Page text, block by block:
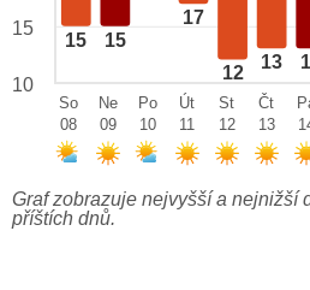
15 15
17
12
13
15
10
So
08
Ne
09
Po
10
Út
11
St
12
Čt
13
Graf zobrazuje nejvyšší a nejnižší
příštích dnů.